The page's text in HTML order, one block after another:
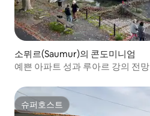
소뮈르(Saumur)의 콘도미니엄
예쁜 아파트 성과 루아르 강의 전망
슈퍼호스트
슈퍼호스트